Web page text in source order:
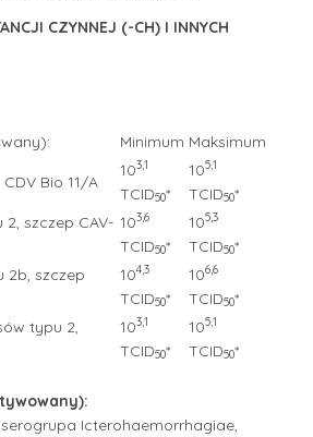
CZYNNEJ (-CH) I INNYCH
Minimum Maksimum
Bio 11/A
103,1
TCID50*
105,1
TCID50*
szczep CAV- 103,6
TCID50*
105,3
TCID50*
2b, szczep
104,3
TCID50*
106,6
TCID50*
typu 2,
103,1
TCID50*
105,1
TCID50*
Icterohaemorrhagiae,